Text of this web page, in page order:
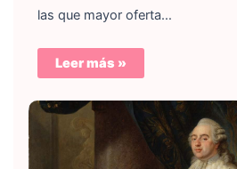
las que mayor oferta…
Leer más »